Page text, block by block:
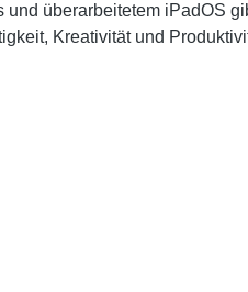
überarbeitetem iPadOS
Kreativität und